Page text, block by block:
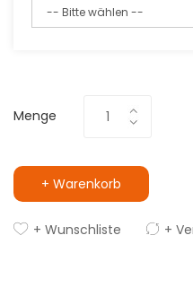
Menge
+ Warenkorb
+ Wunschliste +